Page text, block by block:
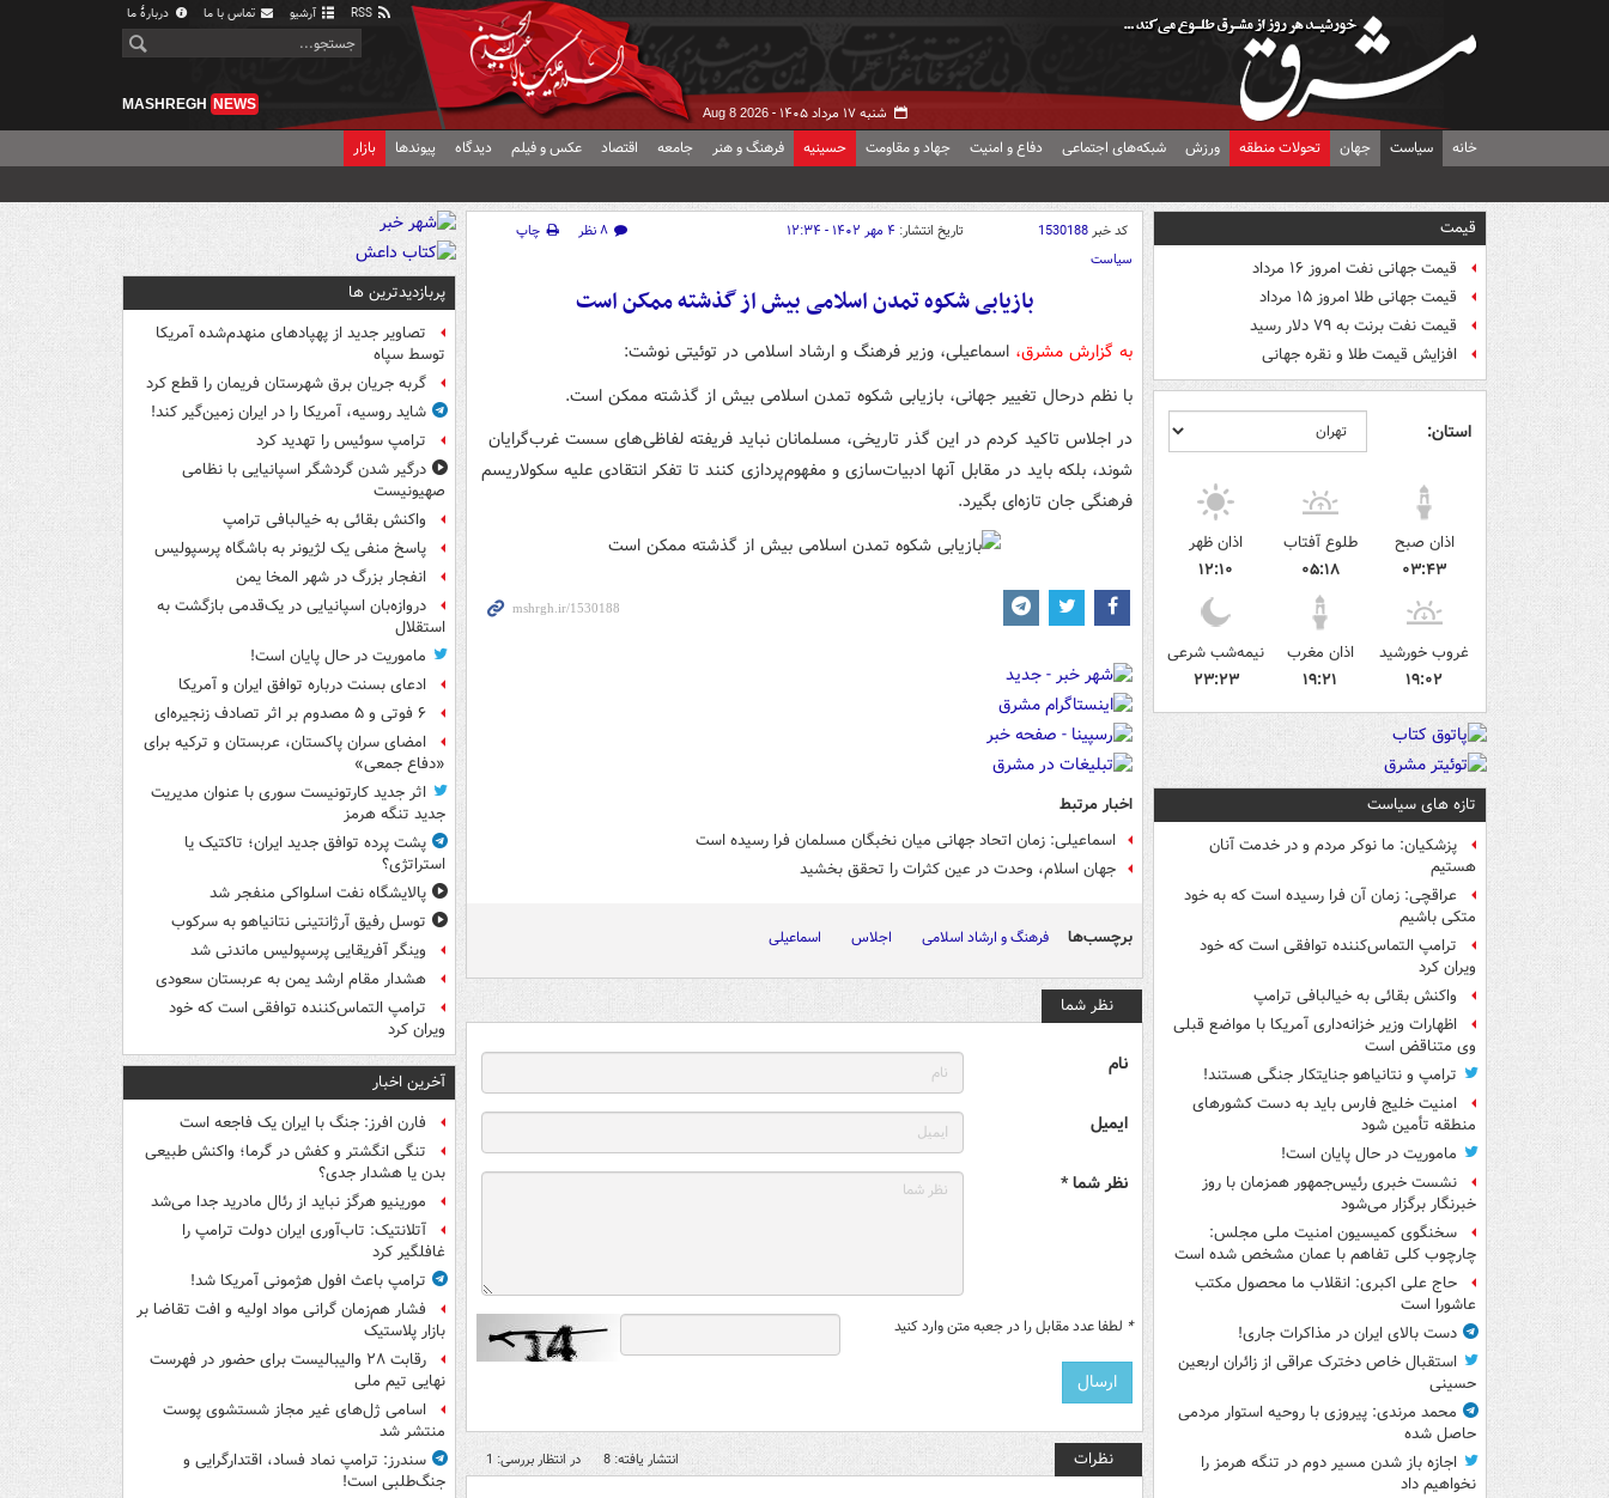
آرشیو تماس با ما دربارهٔ ما
شنبه ۱۷ مرداد ۱۴۰۵ - Aug 8 2026
MASHREGH NEWS
خانه سیاست جهان تحولات منطقه ورزش شبکه‌های اجتماعی دفاع و امنیت جهاد و مقاومت حسینیه فرهنگ و هنر جامعه اقتصاد عکس و فیلم دیدگاه پیوندها بازار
قیمت
قیمت جهانی نفت امروز ۱۶ مرداد
قیمت جهانی طلا امروز ۱۵ مرداد
قیمت نفت برنت به ۷۹ دلار رسید
افزایش قیمت طلا و نقره جهانی
استان:
اذان صبح
۰۳:۴۳
طلوع آفتاب
۰۵:۱۸
اذان ظهر
۱۲:۱۰
غروب خورشید
۱۹:۰۲
اذان مغرب
۱۹:۲۱
نیمه‌شب شرعی
۲۳:۲۳
تازه های سیاست
پزشکیان: ما نوکر مردم و در خدمت آنان
هستیم
عراقچی: زمان آن فرا رسیده است که به خود
متکی باشیم
ترامپ التماس‌کننده توافقی است که خود
ویران کرد
واکنش بقائی به خیالبافی ترامپ
اظهارات وزیر خزانه‌داری آمریکا با مواضع قبلی
وی متناقض است
ترامپ و نتانیاهو جنایتکار جنگی هستند!
امنیت خلیج فارس باید به دست کشورهای
منطقه تأمین شود
ماموریت در حال پایان است!
نشست خبری رئیس‌جمهور همزمان با روز
خبرنگار برگزار می‌شود
سخنگوی کمیسیون امنیت ملی مجلس:
چارچوب کلی تفاهم با عمان مشخص شده است
حاج علی اکبری: انقلاب ما محصول مکتب
عاشورا است
دست بالای ایران در مذاکرات جاری!
استقبال خاص دخترک عراقی از زائران اربعین
حسینی
محمد مرندی: پیروزی با روحیه استوار مردمی
حاصل شده
اجازه باز شدن مسیر دوم در تنگه هرمز را
نخواهیم داد
کد خبر1530188 تاریخ انتشار: ۴ مهر ۱۴۰۲ - ۱۲:۳۴ ۸ نظر
چاپ
سیاست
بازیابی شکوه تمدن اسلامی بیش از گذشته ممکن است
به گزارش مشرق، اسماعیلی، وزیر فرهنگ و ارشاد اسلامی در توئیتی نوشت:
با نظم درحال تغییر جهانی، بازیابی شکوه تمدن اسلامی بیش از گذشته ممکن است.
در اجلاس تاکید کردم در این گذر تاریخی، مسلمانان نباید فریفته لفاظی‌های سست غرب‌گرایان
شوند، بلکه باید در مقابل آنها ادبیات‌سازی و مفهوم‌پردازی کنند تا تفکر انتقادی علیه سکولاریسم
فرهنگی جان تازه‌ای بگیرد.
اخبار مرتبط
اسماعیلی: زمان اتحاد جهانی میان نخبگان مسلمان فرا رسیده است
جهان اسلام، وحدت در عین کثرات را تحقق بخشید
برچسب‌ها فرهنگ و ارشاد اسلامی اجلاس اسماعیلی
نظر شما
نام
ایمیل
نظر شما *
* لطفا عدد مقابل را در جعبه متن وارد کنید
نظرات انتشار یافته: 8 در انتظار بررسی: 1
پربازدیدترین ها
تصاویر جدید از پهپادهای منهدم‌شده آمریکا
توسط سپاه
گربه جریان برق شهرستان فریمان را قطع کرد
شاید روسیه، آمریکا را در ایران زمین‌گیر کند!
ترامپ سوئیس را تهدید کرد
درگیر شدن گردشگر اسپانیایی با نظامی
صهیونیست
واکنش بقائی به خیالبافی ترامپ
پاسخ منفی یک لژیونر به باشگاه پرسپولیس
انفجار بزرگ در شهر المخا یمن
دروازه‌بان اسپانیایی در یک‌قدمی بازگشت به
استقلال
ماموریت در حال پایان است!
ادعای بسنت درباره توافق ایران و آمریکا
۶ فوتی و ۵ مصدوم بر اثر تصادف زنجیره‌ای
امضای سران پاکستان، عربستان و ترکیه برای
«دفاع جمعی»
اثر جدید کارتونیست سوری با عنوان مدیریت
جدید تنگه هرمز
پشت پرده توافق جدید ایران؛ تاکتیک یا
استراتژی؟
پالایشگاه نفت اسلواکی منفجر شد
توسل رفیق آرژانتینی نتانیاهو به سرکوب
وینگر آفریقایی پرسپولیس ماندنی شد
هشدار مقام ارشد یمن به عربستان سعودی
ترامپ التماس‌کننده توافقی است که خود
ویران کرد
آخرین اخبار
فارن افرز: جنگ با ایران یک فاجعه است
تنگی انگشتر و کفش در گرما؛ واکنش طبیعی
بدن یا هشدار جدی؟
مورینیو هرگز نباید از رئال مادرید جدا می‌شد
آتلانتیک: تاب‌آوری ایران دولت ترامپ را
غافلگیر کرد
ترامپ باعث افول هژمونی آمریکا شد!
فشار هم‌زمان گرانی مواد اولیه و افت تقاضا بر
بازار پلاستیک
رقابت ۲۸ والیبالیست برای حضور در فهرست
نهایی تیم ملی
اسامی ژل‌های غیر مجاز شستشوی پوست
منتشر شد
سندرز: ترامپ نماد فساد، اقتدارگرایی و
جنگ‌طلبی است!